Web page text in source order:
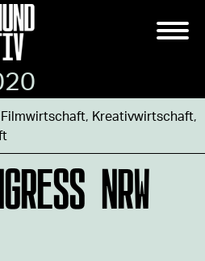
Filmwirtschaft, Kreativwirtschaft,
NRW